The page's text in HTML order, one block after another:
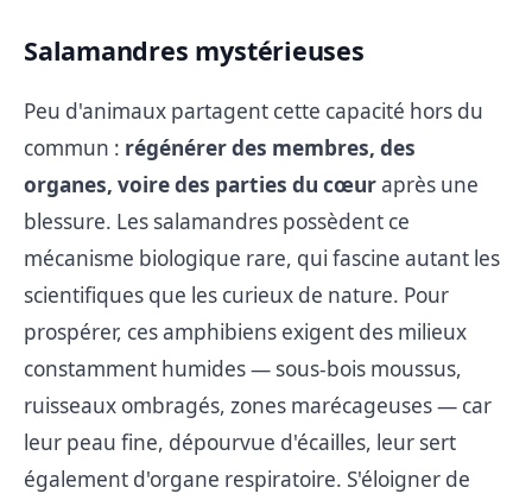
Salamandres mystérieuses
Peu d'animaux partagent cette capacité hors du
commun : régénérer des membres, des
organes, voire des parties du cœuraprès une
blessure. Les salamandres possèdent ce
mécanisme biologique rare, qui fascine autant les
scientifiques que les curieux de nature. Pour
prospérer, ces amphibiens exigent des milieux
constamment humides — sous-bois moussus,
ruisseaux ombragés, zones marécageuses — car
leur peau fine, dépourvue d'écailles, leur sert
également d'organe respiratoire. S'éloigner de